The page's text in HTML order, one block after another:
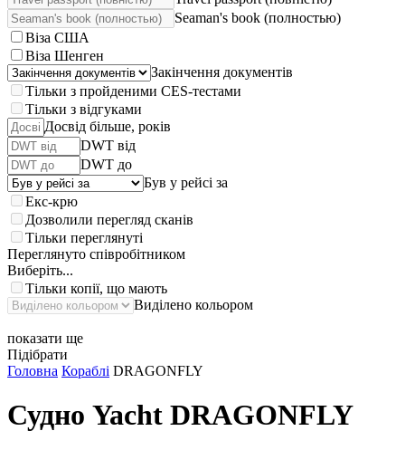
Seaman's book (полностью)
Віза США
Віза Шенген
Закінчення документів
Тільки з пройденими CES-тестами
Тільки з відгуками
Досвід більше, років
DWT від
DWT до
Був у рейсі за
Екс-крю
Дозволили перегляд сканів
Тільки переглянуті
Переглянуто співробітником
Виберіть...
Тільки копії, що мають
Виділено кольором
показати ще
Підібрати
Головна Кораблі DRAGONFLY
Судно Yacht DRAGONFLY